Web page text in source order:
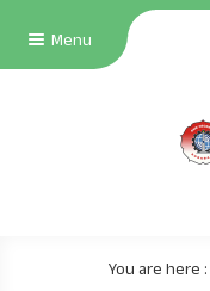
Menu
You are here :